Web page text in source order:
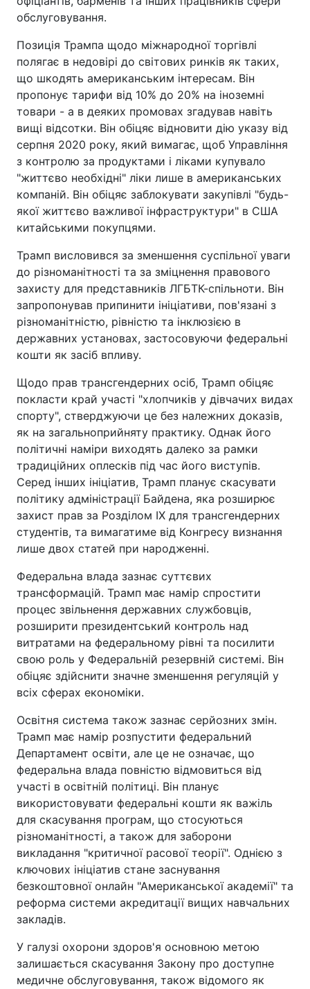
обслуговування.
Позиція Трампа щодо міжнародної торгівлі
полягає в недовірі до світових ринків як таких,
що шкодять американським інтересам. Він
пропонує тарифи від 10% до 20% на іноземні
товари - а в деяких промовах згадував навіть
вищі відсотки. Він обіцяє відновити дію указу від
серпня 2020 року, який вимагає, щоб Управління
з контролю за продуктами і ліками купувало
"життєво необхідні" ліки лише в американських
компаній. Він обіцяє заблокувати закупівлі "будь-
якої життєво важливої інфраструктури" в США
китайськими покупцями.
Трамп висловився за зменшення суспільної уваги
до різноманітності та за зміцнення правового
захисту для представників ЛГБТК-спільноти. Він
запропонував припинити ініціативи, пов'язані з
різноманітністю, рівністю та інклюзією в
державних установах, застосовуючи федеральні
кошти як засіб впливу.
Щодо прав трансгендерних осіб, Трамп обіцяє
покласти край участі "хлопчиків у дівчачих видах
спорту", стверджуючи це без належних доказів,
як на загальноприйняту практику. Однак його
політичні наміри виходять далеко за рамки
традиційних оплесків під час його виступів.
Серед інших ініціатив, Трамп планує скасувати
політику адміністрації Байдена, яка розширює
захист прав за Розділом IX для трансгендерних
студентів, та вимагатиме від Конгресу визнання
лише двох статей при народженні.
Федеральна влада зазнає суттєвих
трансформацій. Трамп має намір спростити
процес звільнення державних службовців,
розширити президентський контроль над
витратами на федеральному рівні та посилити
свою роль у Федеральній резервній системі. Він
обіцяє здійснити значне зменшення регуляцій у
всіх сферах економіки.
Освітня система також зазнає серйозних змін.
Трамп має намір розпустити федеральний
Департамент освіти, але це не означає, що
федеральна влада повністю відмовиться від
участі в освітній політиці. Він планує
використовувати федеральні кошти як важіль
для скасування програм, що стосуються
різноманітності, а також для заборони
викладання "критичної расової теорії". Однією з
ключових ініціатив стане заснування
безкоштовної онлайн "Американської академії" та
реформа системи акредитації вищих навчальних
закладів.
У галузі охорони здоров'я основною метою
залишається скасування Закону про доступне
медичне обслуговування, також відомого як